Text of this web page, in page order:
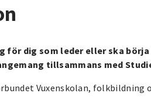
för dig som leder eller ska
tillsammans med
Vuxenskolan, folkbildning